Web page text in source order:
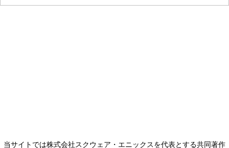
当サイトでは株式会社スクウェア・エニックスを代表とする共同著作